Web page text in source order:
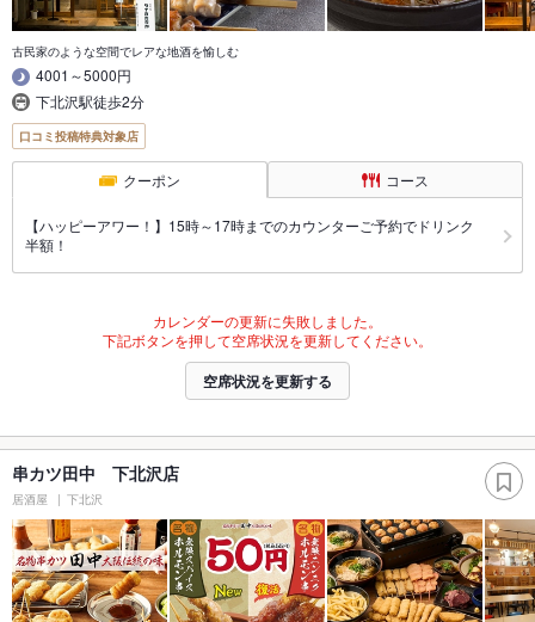
古民家のような空間でレアな地酒を愉しむ
4001～5000円
下北沢駅徒歩2分
口コミ投稿特典対象店
クーポン コース
【ハッピーアワー！】15時～17時までのカウンターご予約でドリンク
半額！
カレンダーの更新に失敗しました。
下記ボタンを押して空席状況を更新してください。
空席状況を更新する
串カツ田中 下北沢店
居酒屋 下北沢